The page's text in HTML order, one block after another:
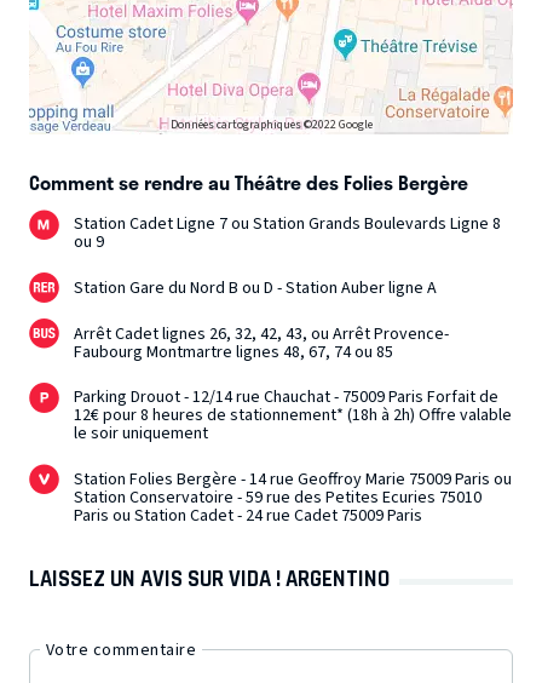
Données cartographiques ©2022 Google
Comment se rendre au Théâtre des Folies Bergère
Station Cadet Ligne 7 ou Station Grands Boulevards Ligne 8
ou 9
Station Gare du Nord B ou D - Station Auber ligne A
Arrêt Cadet lignes 26, 32, 42, 43, ou Arrêt Provence-
Faubourg Montmartre lignes 48, 67, 74 ou 85
Parking Drouot - 12/14 rue Chauchat - 75009 Paris Forfait de
12€ pour 8 heures de stationnement* (18h à 2h) Offre valable
le soir uniquement
Station Folies Bergère - 14 rue Geoffroy Marie 75009 Paris ou
Station Conservatoire - 59 rue des Petites Ecuries 75010
Paris ou Station Cadet - 24 rue Cadet 75009 Paris
LAISSEZ UN AVIS SUR VIDA ! ARGENTINO
Votre commentaire